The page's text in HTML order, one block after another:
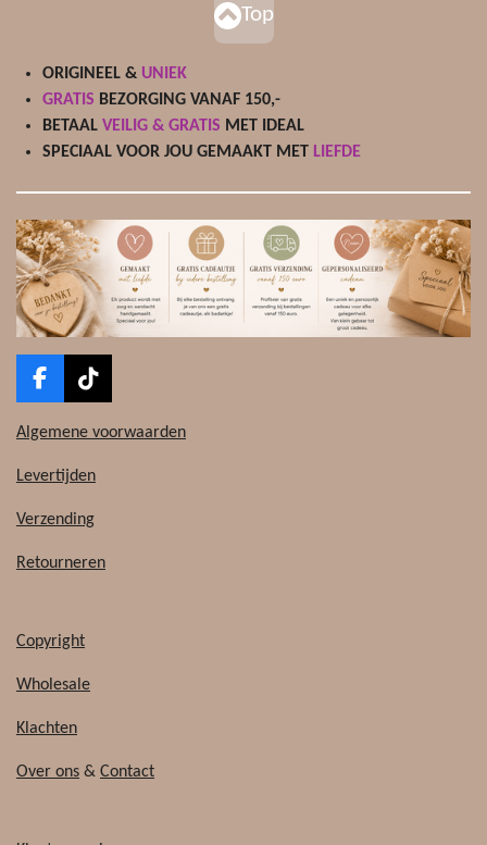
Top
ORIGINEEL & UNIEK
GRATIS BEZORGING VANAF 150,-
BETAAL VEILIG & GRATIS MET IDEAL
SPECIAAL VOOR JOU GEMAAKT MET LIEFDE
F
c
b
o
T
k
o
Algemene voorwaarden
Levertijden
Verzending
Retourneren
Copyright
Wholesale
Klachten
Over ons & Contact